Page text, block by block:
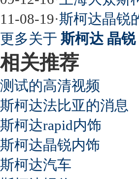
11-08-19·斯柯达晶锐
更多关于 斯柯达 晶锐
相关推荐
测试的高清视频
斯柯达法比亚的消息
斯柯达rapid内饰
斯柯达晶锐内饰
斯柯达汽车